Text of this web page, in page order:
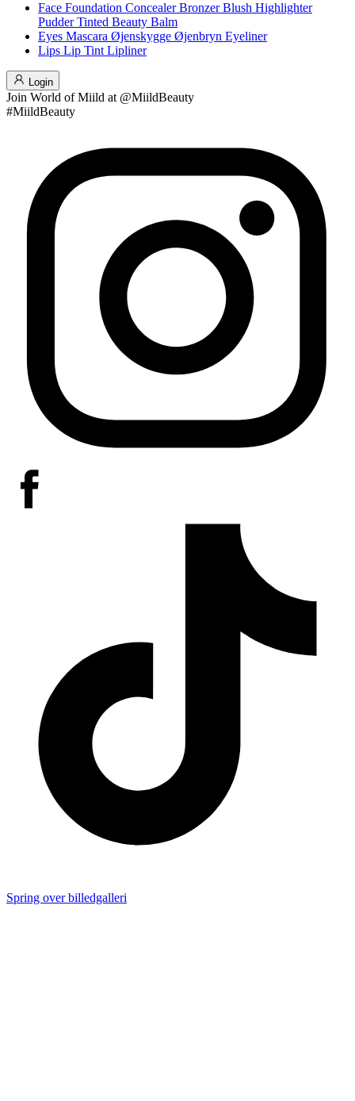
Face Foundation Concealer Bronzer Blush Highlighter
Pudder Tinted Beauty Balm
Eyes Mascara Øjenskygge Øjenbryn Eyeliner
Lips Lip Tint Lipliner
Login
Join World of Miild at @MiildBeauty
#MiildBeauty
Spring over billedgalleri